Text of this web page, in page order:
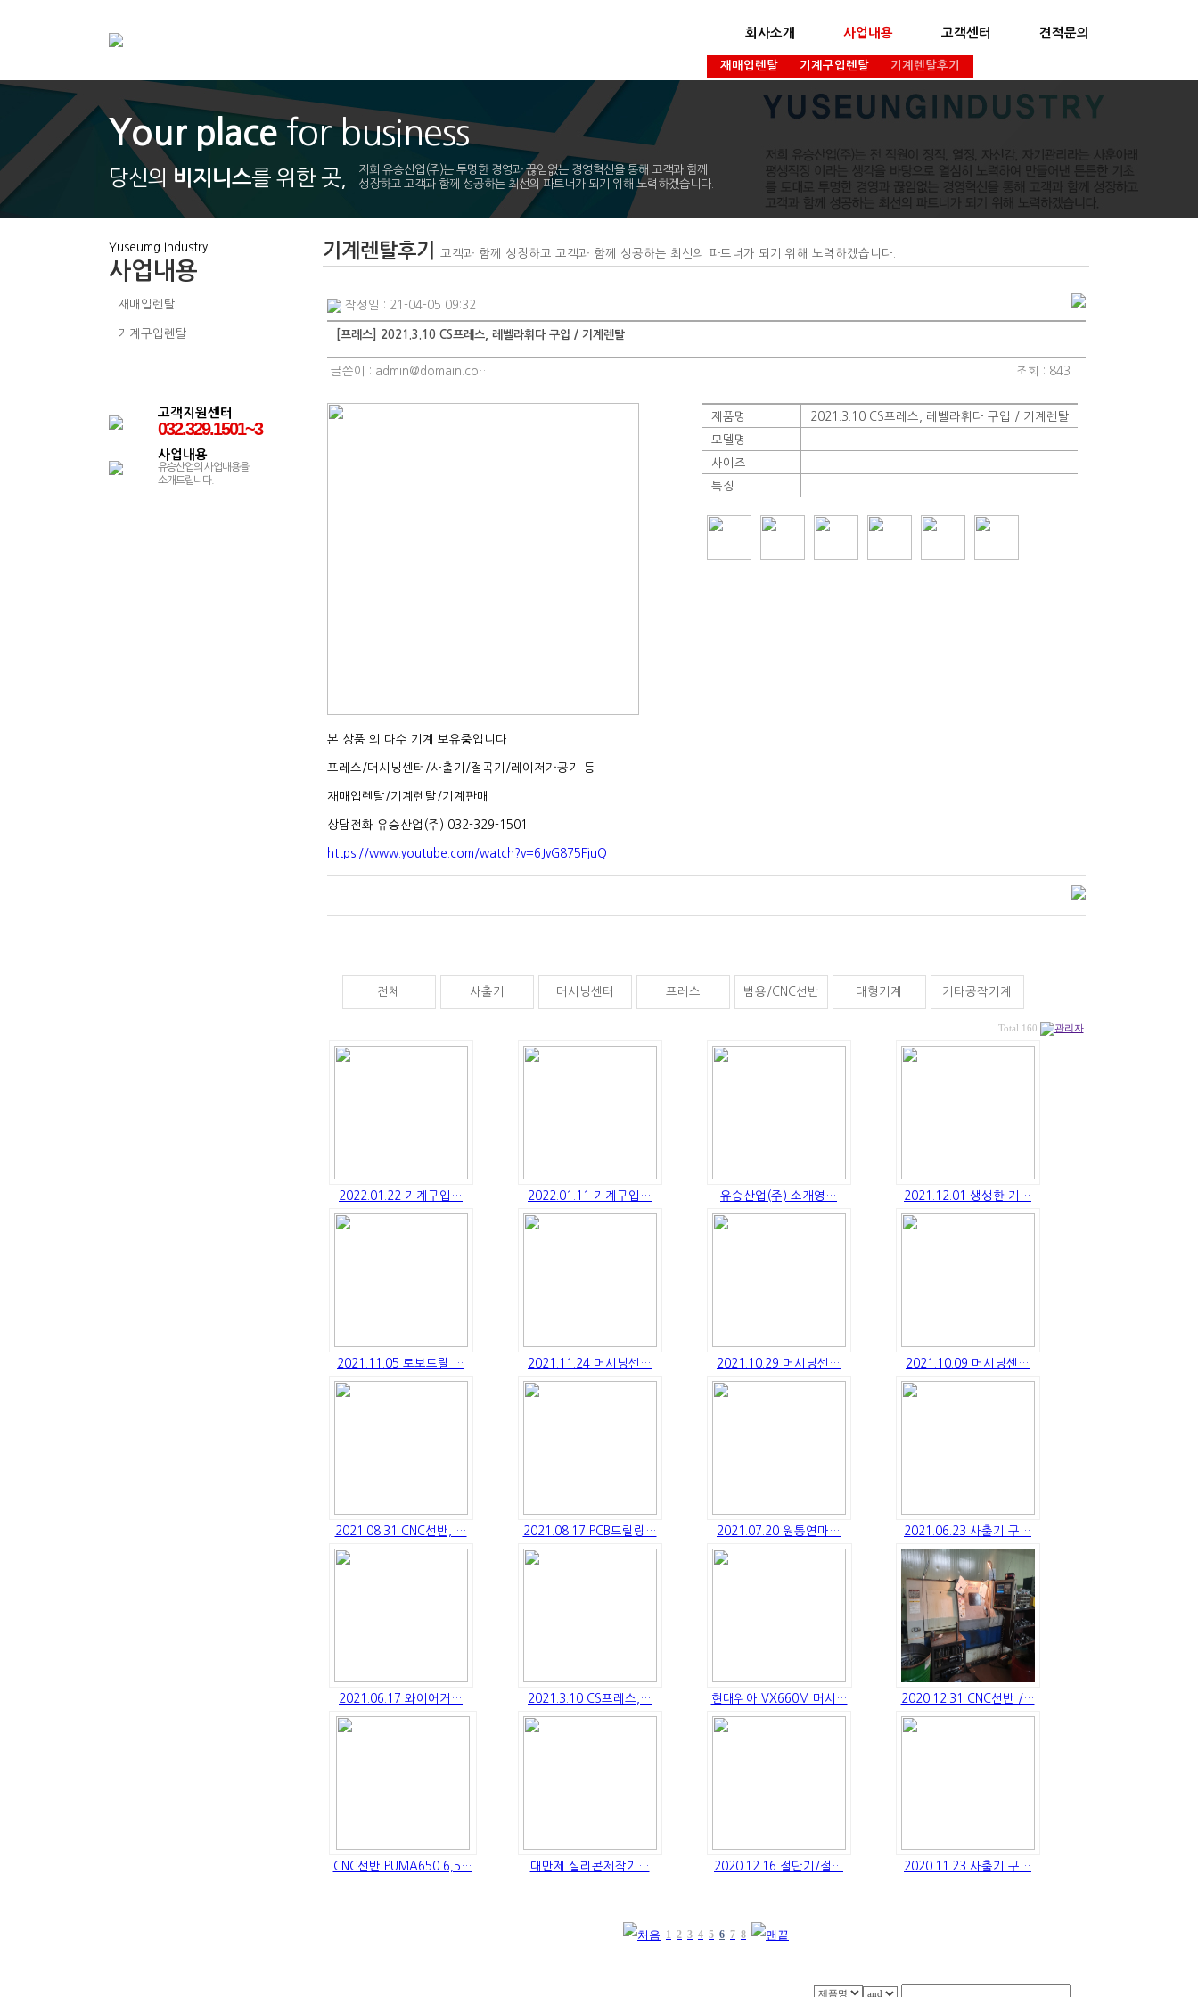
회사소개 사업내용 고객센터 견적문의
재매입렌탈 기계구입렌탈 기계렌탈후기
Your place for business
당신의 비지니스를 위한 곳,
저희 유승산업(주)는 투명한 경영과 끊임없는 경영혁신을 통해 고객과 함께
성장하고 고객과 함께 성공하는 최선의 파트너가 되기 위해 노력하겠습니다.
Yuseumg Industry
사업내용
재매입렌탈
기계구입렌탈
고객지원센터
032.329.1501~3
사업내용
유승산업의 사업내용을
소개드립니다.
기계렌탈후기 고객과 함께 성장하고 고객과 함께 성공하는 최선의 파트너가 되기 위해 노력하겠습니다.
작성일 : 21-04-05 09:32
[프레스] 2021.3.10 CS프레스, 레벨라휘다 구입 / 기계렌탈
글쓴이 : admin@domain.co… 조회 : 843
제품명
2021.3.10 CS프레스, 레벨라휘다 구입 / 기계렌탈
모델명
사이즈
특징
본 상품 외 다수 기계 보유중입니다
프레스/머시닝센터/사출기/절곡기/레이저가공기 등
재매입렌탈/기계렌탈/기계판매
상담전화 유승산업(주) 032-329-1501
https://www.youtube.com/watch?v=6JvG875FjuQ
전체 사출기 머시닝센터 프레스 범용/CNC선반 대형기계 기타공작기계
Total 160
2022.01.22 기계구입… 2022.01.11 기계구입… 유승산업(주) 소개영… 2021.12.01 생생한 기…
2021.11.05 로보드릴 … 2021.11.24 머시닝센… 2021.10.29 머시닝센… 2021.10.09 머시닝센…
2021.08.31 CNC선반, … 2021.08.17 PCB드릴링… 2021.07.20 원통연마… 2021.06.23 사출기 구…
2021.06.17 와이어커… 2021.3.10 CS프레스,… 현대위아 VX660M 머시… 2020.12.31 CNC선반 /…
CNC선반 PUMA650 6,5… 대만제 실리콘제작기… 2020.12.16 절단기/절… 2020.11.23 사출기 구…
1 2 3 4 5 6 7 8